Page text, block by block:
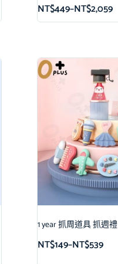
NT$449–NT$2,059
1 year 抓周道具 抓週禮
NT$149–NT$539